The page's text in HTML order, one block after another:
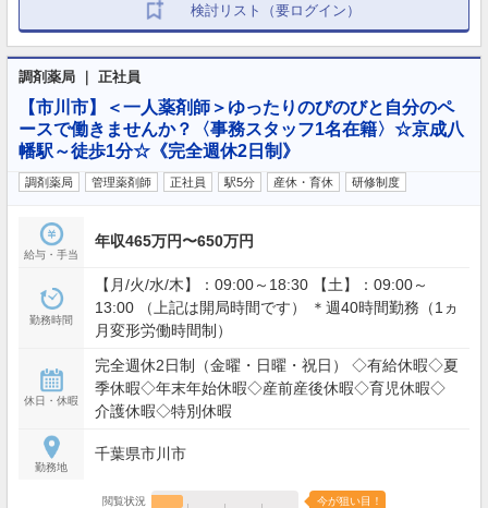
検討リスト（要ログイン）
調剤薬局 ｜ 正社員
【市川市】＜一人薬剤師＞ゆったりのびのびと自分のペ
ースで働きませんか？〈事務スタッフ1名在籍〉☆京成八
幡駅～徒歩1分☆《完全週休2日制》
調剤薬局 管理薬剤師 正社員 駅5分 産休・育休 研修制度
給与・手当
年収465万円〜650万円
勤務時間
【月/火/水/木】：09:00～18:30 【土】：09:00～
13:00 （上記は開局時間です） ＊週40時間勤務（1ヵ
月変形労働時間制）
休日・休暇
完全週休2日制（金曜・日曜・祝日） ◇有給休暇◇夏
季休暇◇年末年始休暇◇産前産後休暇◇育児休暇◇
介護休暇◇特別休暇
勤務地
千葉県市川市
閲覧状況 今が狙い目！